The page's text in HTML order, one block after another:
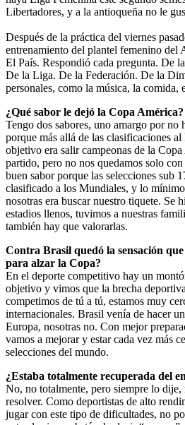
Libertadores, y a la antioqueña no le
Después de la práctica del viernes
entrenamiento del plantel femenino del
El País. Respondió cada pregunta. De
De la Liga. De la Federación. De la
personales, como la música, la
¿Qué sabor le dejó la Copa América?
Tengo dos sabores, uno amargo por no
porque más allá de las clasificaciones
objetivo era salir campeonas de la
partido, pero no nos quedamos solo
buen sabor porque las selecciones sub
clasificado a los Mundiales, y lo
nosotras era buscar nuestro tiquete. Se
estadios llenos, tuvimos a nuestras
también hay que valorarlas.
Contra Brasil quedó la sensación
para alzar la Copa?
En el deporte competitivo hay un
objetivo y vimos que la brecha
competimos de tú a tú, estamos muy
internacionales. Brasil venía de hacer
Europa, nosotras no. Con mejor
vamos a mejorar y estar cada vez más
selecciones del mundo.
¿Estaba totalmente recuperada del
No, no totalmente, pero siempre lo
resolver. Como deportistas de alto
jugar con este tipo de dificultades, no